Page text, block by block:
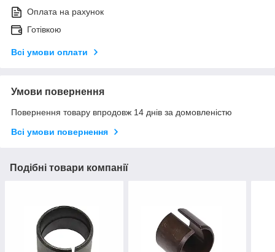
Оплата на рахунок
Готівкою
Всі умови оплати
Умови повернення
Повернення товару впродовж 14 днів за домовленістю
Всі умови повернення
Подібні товари компанії